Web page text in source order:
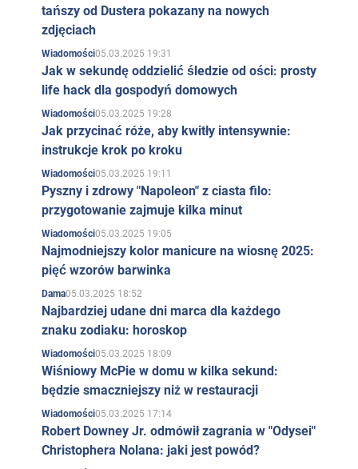
tańszy od Dustera pokazany na nowych
zdjęciach
Wiadomości05.03.2025 19:31
Jak w sekundę oddzielić śledzie od ości: prosty
life hack dla gospodyń domowych
Wiadomości05.03.2025 19:28
Jak przycinać róże, aby kwitły intensywnie:
instrukcje krok po kroku
Wiadomości05.03.2025 19:11
Pyszny i zdrowy "Napoleon" z ciasta filo:
przygotowanie zajmuje kilka minut
Wiadomości05.03.2025 19:05
Najmodniejszy kolor manicure na wiosnę 2025:
pięć wzorów barwinka
Dama05.03.2025 18:52
Najbardziej udane dni marca dla każdego
znaku zodiaku: horoskop
Wiadomości05.03.2025 18:09
Wiśniowy McPie w domu w kilka sekund:
będzie smaczniejszy niż w restauracji
Wiadomości05.03.2025 17:14
Robert Downey Jr. odmówił zagrania w "Odysei"
Christophera Nolana: jaki jest powód?